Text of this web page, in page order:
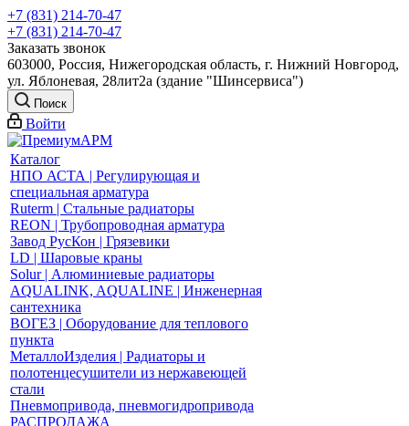
+7 (831) 214-70-47
+7 (831) 214-70-47
Заказать звонок
603000, Россия, Нижегородская область, г. Нижний Новгород,
ул. Яблоневая, 28лит2а (здание "Шинсервиса")
Поиск
Войти
Каталог
НПО АСТА | Регулирующая и
специальная арматура
Ruterm | Стальные радиаторы
REON | Трубопроводная арматура
Завод РусКон | Грязевики
LD | Шаровые краны
Solur | Алюминиевые радиаторы
AQUALINK, AQUALINE | Инженерная
сантехника
ВОГЕЗ | Оборудование для теплового
пункта
МеталлоИзделия | Радиаторы и
полотенцесушители из нержавеющей
стали
Пневмопривода, пневмогидропривода
РАСПРОДАЖА